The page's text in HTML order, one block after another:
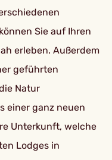
Sie auf Ihren
erleben. Außerdem
geführten
Natur
einer ganz neuen
Unterkunft, welche
Lodges in